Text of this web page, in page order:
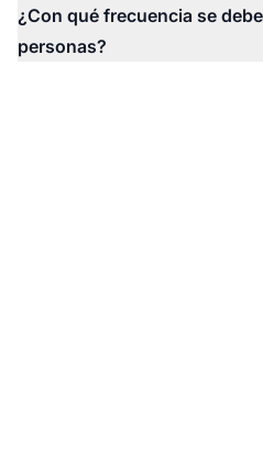
¿Con qué frecuencia se
personas?